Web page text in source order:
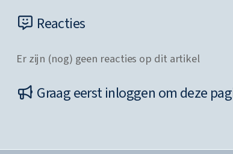
Reacties
Er zijn (nog) geen reacties op dit artikel
Graag eerst inloggen om deze